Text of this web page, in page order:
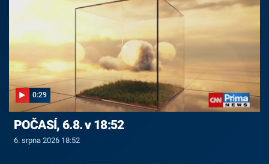
0:29
POČASÍ, 6.8. v 18:52
6. srpna 2026 18:52